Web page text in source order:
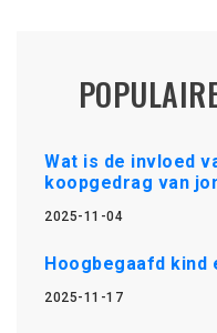
Wat is de invloed
koopgedrag van
2025-11-04
Hoogbegaafd kind
2025-11-17